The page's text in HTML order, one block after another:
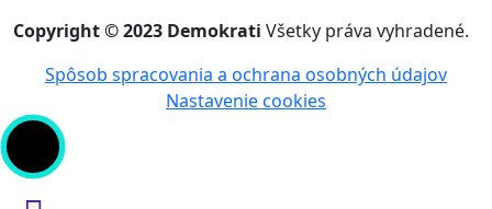
Copyright © 2023 Demokrati Všetky práva vyhradené.
Spôsob spracovania a ochrana osobných údajov
Nastavenie cookies